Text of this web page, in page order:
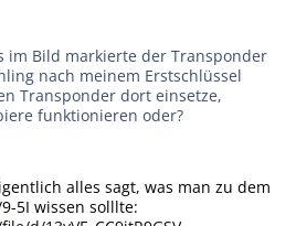
im Bild markierte der Transponder
nach meinem Erstschlüssel
Transponder dort einsetze,
funktionieren oder?
alles sagt, was man zu dem
5I wissen solllte: